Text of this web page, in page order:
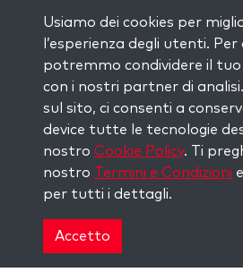
RIMANI AGGIORNATO
Iscriviti alla nostra mailing
ispirazione ogni settimana
casella di posta.
Iscriviti
reserved.
Usiamo dei cookies per
l’esperienza degli utenti.
potremmo condividere il
con i nostri partner di
sul sito, ci consenti a
device tutte le tecnologie
nostro Cookie Policy. Ti
nostro Termini e Condizioni e
per tutti i dettagli.
Accetto